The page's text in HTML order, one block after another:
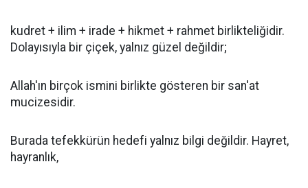
kudret + ilim + irade + hikmet + rahmet birlikteliğidir.
Dolayısıyla bir çiçek, yalnız güzel değildir;
Allah'ın birçok ismini birlikte gösteren bir san'at
mucizesidir.
Burada tefekkürün hedefi yalnız bilgi değildir. Hayret,
hayranlık,